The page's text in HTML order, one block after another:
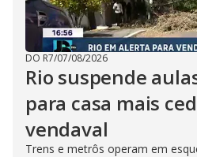
DO R7/07/08/2026
Rio suspende
para casa mais
vendaval
Trens e metrôs operam em